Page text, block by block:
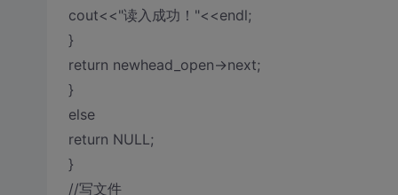
cout<<"读入成功！"<<endl;
}
return newhead_open->next;
}
else
return NULL;
}
//写文件